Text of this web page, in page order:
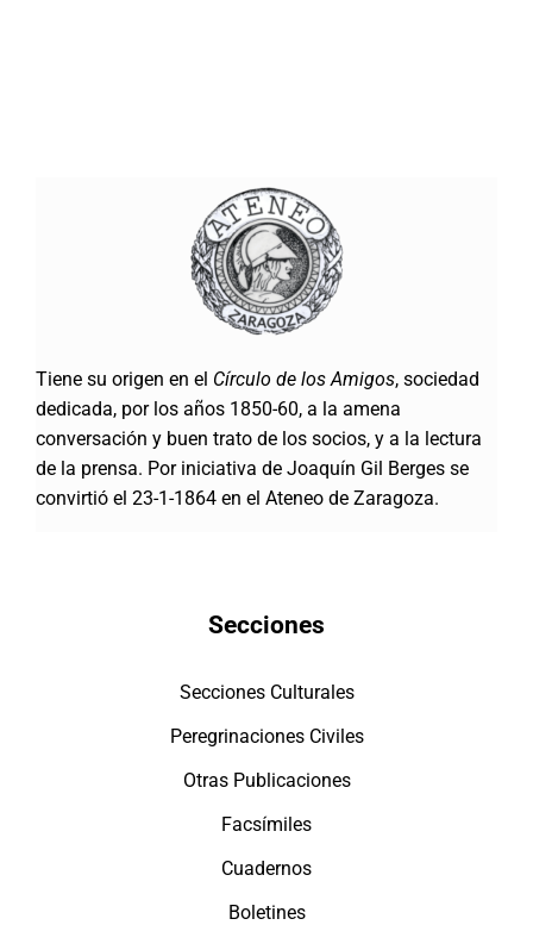
Tiene su origen en el Círculo de los Amigos, sociedad
dedicada, por los años 1850-60, a la amena
conversación y buen trato de los socios, y a la lectura
de la prensa. Por iniciativa de Joaquín Gil Berges se
convirtió el 23-1-1864 en el Ateneo de Zaragoza.
Secciones
Secciones Culturales
Peregrinaciones Civiles
Otras Publicaciones
Facsímiles
Cuadernos
Boletines